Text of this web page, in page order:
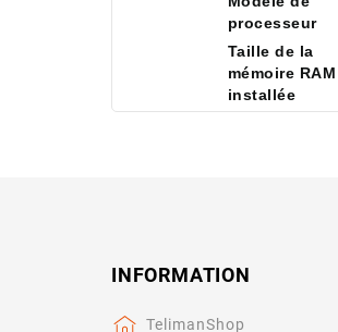
processeur
Taille de la
mémoire RAM
installée
INFORMATION
TelimanShop